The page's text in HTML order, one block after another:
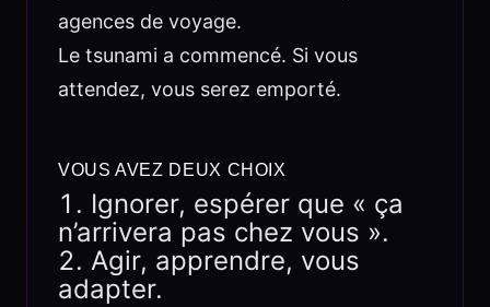
agences de voyage.
Le tsunami a commencé. Si vous
attendez, vous serez emporté.
VOUS AVEZ DEUX CHOIX
Ignorer, espérer que « ça
n’arrivera pas chez vous ».
Agir, apprendre, vous
adapter.